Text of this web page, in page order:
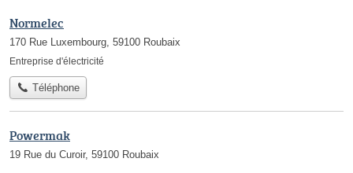
Normelec
170 Rue Luxembourg, 59100 Roubaix
Entreprise d'électricité
Téléphone
Powermak
19 Rue du Curoir, 59100 Roubaix